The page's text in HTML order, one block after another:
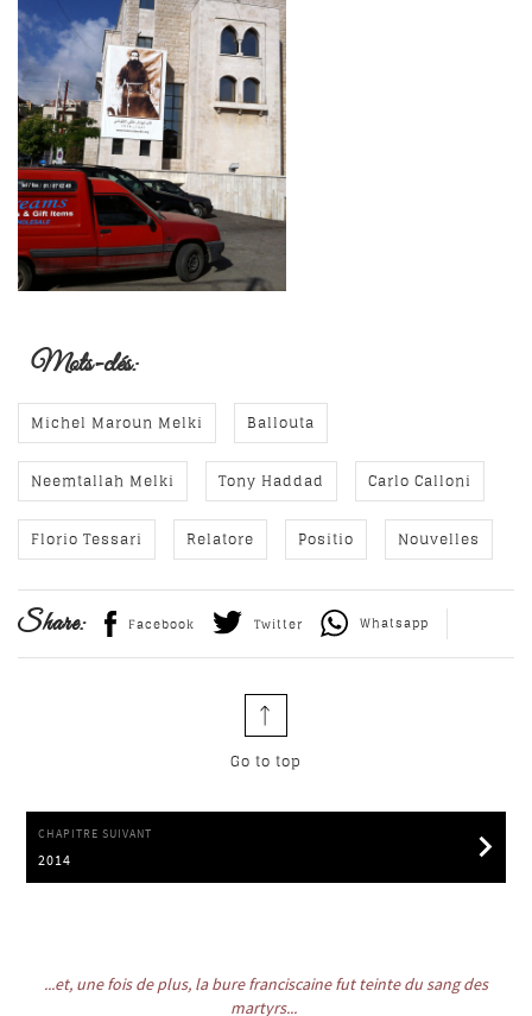
Mots-clés:
Michel Maroun Melki Ballouta
Neemtallah Melki Tony Haddad Carlo Calloni
Florio Tessari Relatore Positio Nouvelles
Share: Facebook Twitter Whatsapp
Go to top
CHAPITRE SUIVANT
2014
2014
...et, une fois de plus, la bure franciscaine fut teinte du sang des
martyrs...